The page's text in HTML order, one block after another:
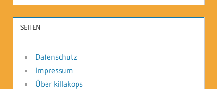
SEITEN
Datenschutz
Impressum
Über killakops